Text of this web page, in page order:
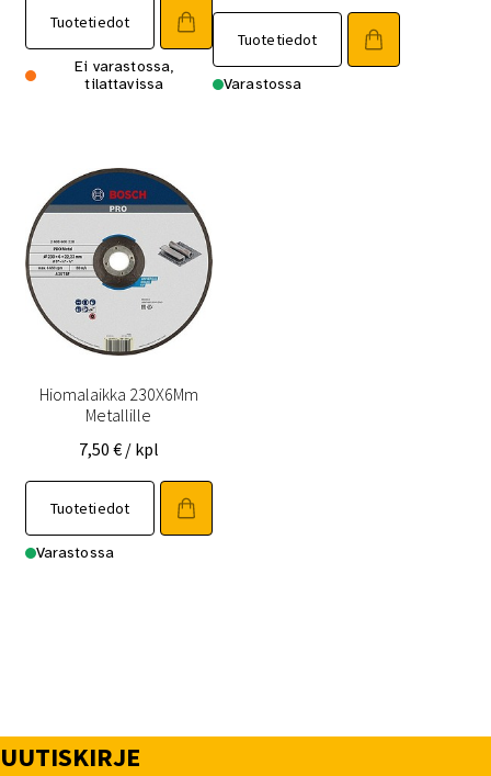
Tuotetiedot
Ei varastossa,
tilattavissa
Tuotetiedot
Varastossa
Hiomalaikka 230X6Mm
Metallille
7,50 € / kpl
Tuotetiedot
Varastossa
UUTISKIRJE